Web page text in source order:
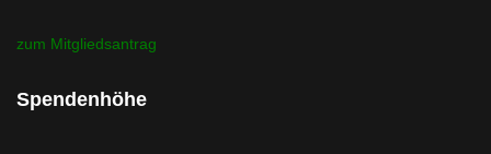
zum Mitgliedsantrag
Spendenhöhe